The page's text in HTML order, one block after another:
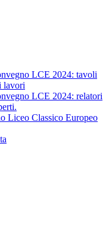
LCE 2024: tavoli
lavori
LCE 2024: relatori
Liceo Classico Europeo